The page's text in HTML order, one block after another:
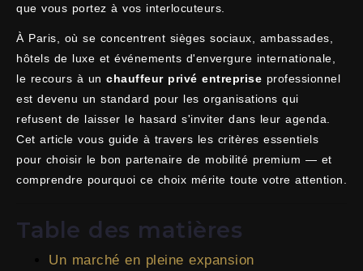
que vous portez à vos interlocuteurs.
À Paris, où se concentrent sièges sociaux, ambassades,
hôtels de luxe et événements d'envergure internationale,
le recours à un chauffeur privé entreprise professionnel
est devenu un standard pour les organisations qui
refusent de laisser le hasard s'inviter dans leur agenda.
Cet article vous guide à travers les critères essentiels
pour choisir le bon partenaire de mobilité premium — et
comprendre pourquoi ce choix mérite toute votre attention.
Table des matières
Un marché en pleine expansion